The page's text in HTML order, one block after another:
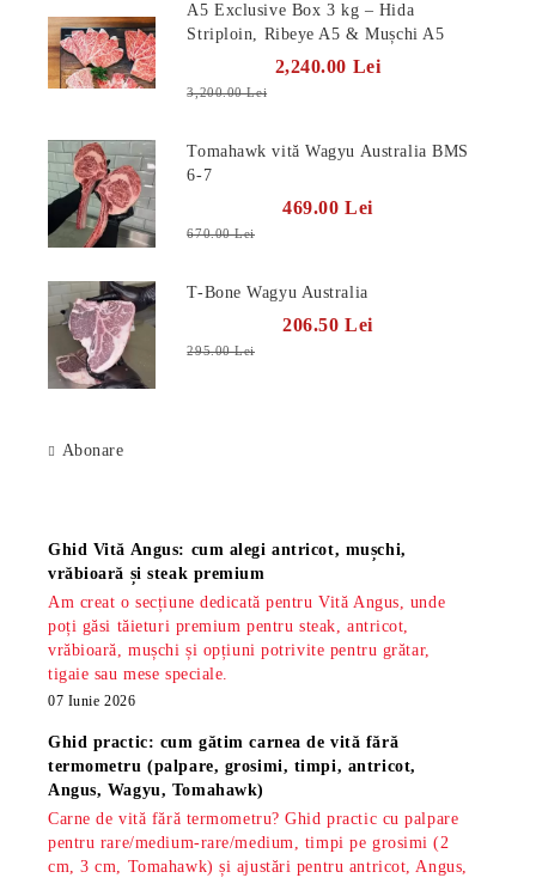
A5 Exclusive Box 3 kg – Hida
Striploin, Ribeye A5 & Mușchi A5
2,240.00 Lei
3,200.00 Lei
Tomahawk vită Wagyu Australia BMS
6-7
469.00 Lei
670.00 Lei
T-Bone Wagyu Australia
206.50 Lei
295.00 Lei
Abonare
Ghid Vită Angus: cum alegi antricot, mușchi,
vrăbioară și steak premium
Am creat o secțiune dedicată pentru Vită Angus, unde
poți găsi tăieturi premium pentru steak, antricot,
vrăbioară, mușchi și opțiuni potrivite pentru grătar,
tigaie sau mese speciale.
07 Iunie 2026
Ghid practic: cum gătim carnea de vită fără
termometru (palpare, grosimi, timpi, antricot,
Angus, Wagyu, Tomahawk)
Carne de vită fără termometru? Ghid practic cu palpare
pentru rare/medium-rare/medium, timpi pe grosimi (2
cm, 3 cm, Tomahawk) și ajustări pentru antricot, Angus,